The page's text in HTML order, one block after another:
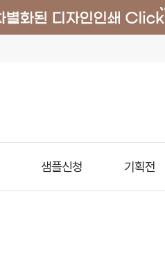
샘플신청 기획전